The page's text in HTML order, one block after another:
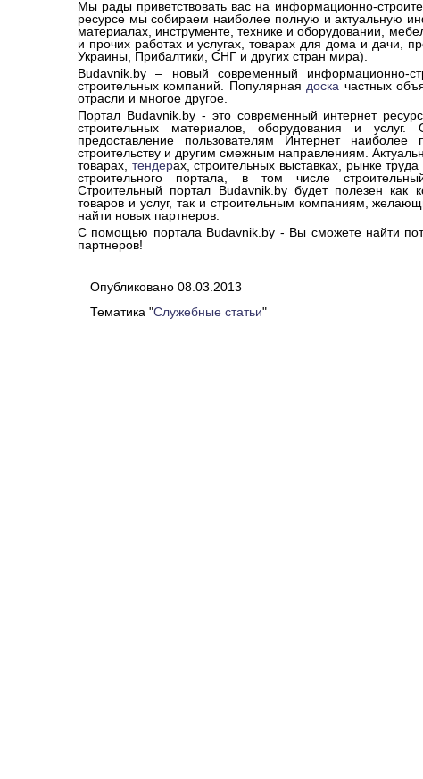
Мы рады приветствовать вас на информационно-
ресурсе мы собираем наиболее полную и актуальную
материалах, инструменте, технике и оборудовании,
и прочих работах и услугах, товарах для дома и дачи,
Украины, Прибалтики, СНГ и других стран мира).
Budavnik.by – новый современный информационно-
строительных компаний. Популярная доска частных
отрасли и многое другое.
Портал Budavnik.by - это современный интернет
строительных материалов, оборудования и
предоставление пользователям Интернет
строительству и другим смежным направлениям.
товарах, тендерах, строительных выставках, рынке
строительного портала, в том числе
Строительный портал Budavnik.by будет полезен как
товаров и услуг, так и строительным компаниям,
найти новых партнеров.
С помощью портала Budavnik.by - Вы cможете найти
партнеров!
Опубликовано 08.03.2013
Тематика "Служебные статьи"